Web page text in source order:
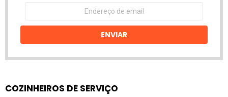
Endereço
email
ENVIAR
COZINHEIROS DE SERVIÇO